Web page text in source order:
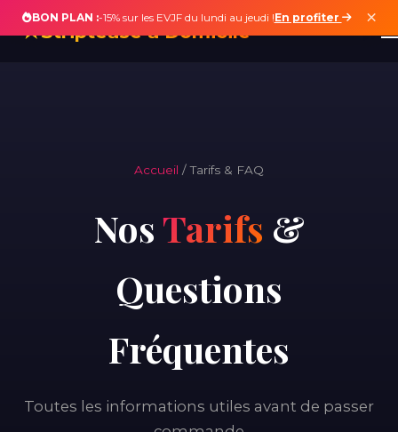
BON PLAN :-15% sur les EVJF du lundi au jeudi !En profiter ×
★Striptease à Domicile
Accueil / Tarifs & FAQ
NosTarifs &
Questions
Fréquentes
Toutes les informations utiles avant de passer